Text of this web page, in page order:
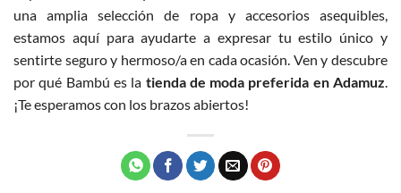
una amplia selección de ropa y accesorios asequibles,
estamos aquí para ayudarte a expresar tu estilo único y
sentirte seguro y hermoso/a en cada ocasión. Ven y descubre
por qué Bambú es la tienda de moda preferida en Adamuz.
¡Te esperamos con los brazos abiertos!